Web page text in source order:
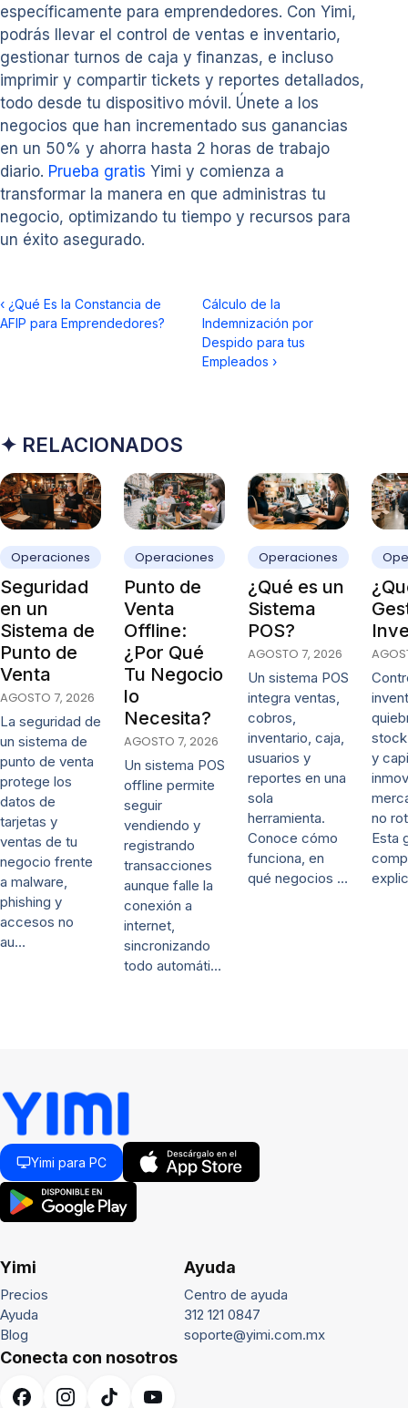
específicamente para emprendedores. Con Yimi,
podrás llevar el control de ventas e inventario,
gestionar turnos de caja y finanzas, e incluso
imprimir y compartir tickets y reportes detallados,
todo desde tu dispositivo móvil. Únete a los
negocios que han incrementado sus ganancias
en un 50% y ahorra hasta 2 horas de trabajo
diario. Prueba gratis Yimi y comienza a
transformar la manera en que administras tu
negocio, optimizando tu tiempo y recursos para
un éxito asegurado.
‹ ¿Qué Es la Constancia de
AFIP para Emprendedores?
Cálculo de la
Indemnización por
Despido para tus
Empleados ›
✦ RELACIONADOS
Operaciones
Seguridad
en un
Sistema de
Punto de
Venta
AGOSTO 7, 2026
La seguridad de
un sistema de
punto de venta
protege los
datos de
tarjetas y
ventas de tu
negocio frente
a malware,
phishing y
accesos no
au…
Operaciones
Punto de
Venta
Offline:
¿Por Qué
Tu Negocio
lo
Necesita?
AGOSTO 7, 2026
Un sistema POS
offline permite
seguir
vendiendo y
registrando
transacciones
aunque falle la
conexión a
internet,
sincronizando
todo automáti…
Operaciones
¿Qué es un
Sistema
POS?
AGOSTO 7, 2026
Un sistema POS
integra ventas,
cobros,
inventario, caja,
usuarios y
reportes en una
sola
herramienta.
Conoce cómo
funciona, en
qué negocios …
y
no
Esta
Yimi para PC
Yimi
Precios
Ayuda
Blog
Ayuda
Centro de ayuda
312 121 0847
soporte@yimi.com.mx
Conecta con nosotros